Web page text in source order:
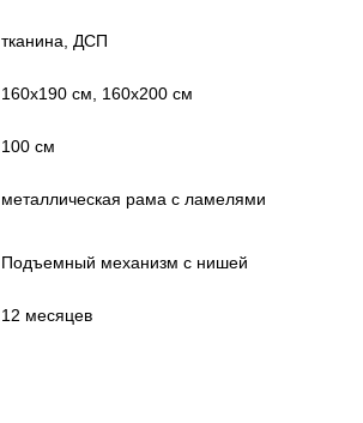
тканина, ДСП
160х190 см, 160х200 см
100 см
металлическая рама с ламелями
Подъемный механизм с нишей
12 месяцев